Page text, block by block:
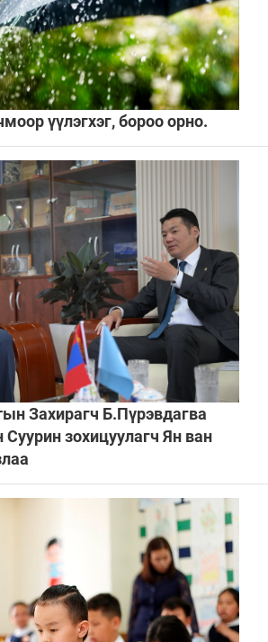
үүлэгхэг, бороо орно.
Захирагч Б.Пүрэвдагва
зохицуулагч Ян ван